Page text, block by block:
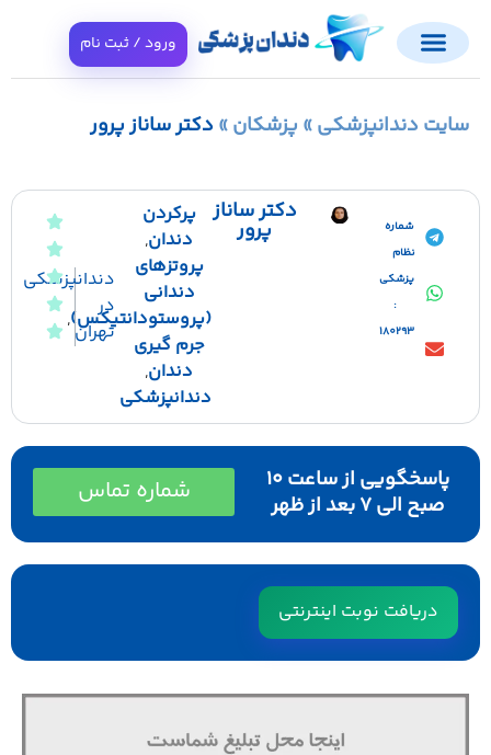
ورود / ثبت نام
دندانپزشکی»پزشکان»دکتر ساناز پرور
شماره
دکتر ساناز پرکردن
دندان ,
پروتزهای
دندانی
(پروستودانتیکس),
جرم گیری
,
دندانپزشکی
دندانپزشکی
در
تهران
پاسخگویی از ساعت ۱۰
صبح الی ۷ بعد از ظهر
شماره تماس
دریافت نوبت اینترنتی